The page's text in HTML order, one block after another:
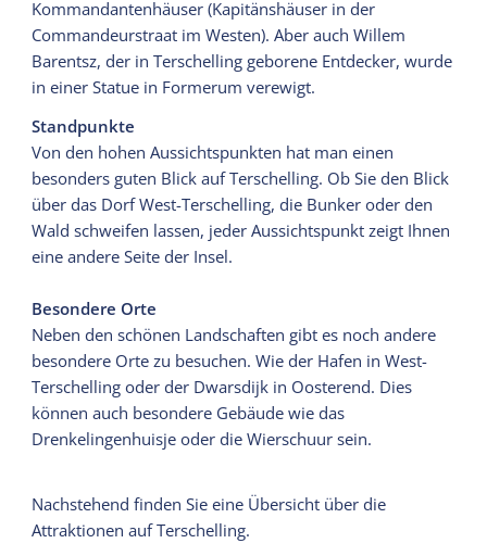
Kommandantenhäuser (Kapitänshäuser in der
Commandeurstraat im Westen). Aber auch Willem
Barentsz, der in Terschelling geborene Entdecker, wurde
in einer Statue in Formerum verewigt.
Standpunkte
Von den hohen Aussichtspunkten hat man einen
besonders guten Blick auf Terschelling. Ob Sie den Blick
über das Dorf West-Terschelling, die Bunker oder den
Wald schweifen lassen, jeder Aussichtspunkt zeigt Ihnen
eine andere Seite der Insel.
Besondere Orte
Neben den schönen Landschaften gibt es noch andere
besondere Orte zu besuchen. Wie der Hafen in West-
Terschelling oder der Dwarsdijk in Oosterend. Dies
können auch besondere Gebäude wie das
Drenkelingenhuisje oder die Wierschuur sein.
Nachstehend finden Sie eine Übersicht über die
Attraktionen auf Terschelling.